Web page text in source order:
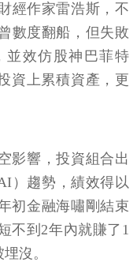
經作家雷浩斯，不
數度翻船，但失敗
並效仿股神巴菲特
資上累積資產，更
影響，投資組合出
）趨勢，績效得以
初金融海嘯剛結束
不到2年內就賺了1
沒。